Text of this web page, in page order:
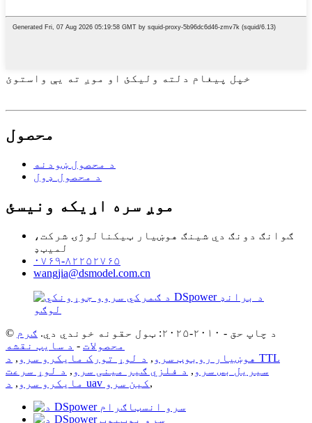
خپل پیغام دلته ولیکئ او موږ ته یې واستوئ
محصول
د محصول ښودنه
د محصول ډول
موږ سره اړیکه ونیسئ
ګوانګ دونګ دي شینګ هوښیار ټیکنالوژۍ شرکت،
لمیټډ
۰۷۶۹-۸۲۲۵۲۷۶۵
wangjia@dsmodel.com.cn
© د چاپ حق - ۲۰۱۰-۲۰۲۵: ټول حقونه خوندي دي.
ګرم
محصولات - د سایټ نقشه
هوښیار روبوټ سرو , د لوړ تورک مایکرو سرو , د TTL
سیریل بس سرو , د فلزي ګیر مینی سرو , د لوړ سرعت
مایکرو سرو , د uav کین سرو,